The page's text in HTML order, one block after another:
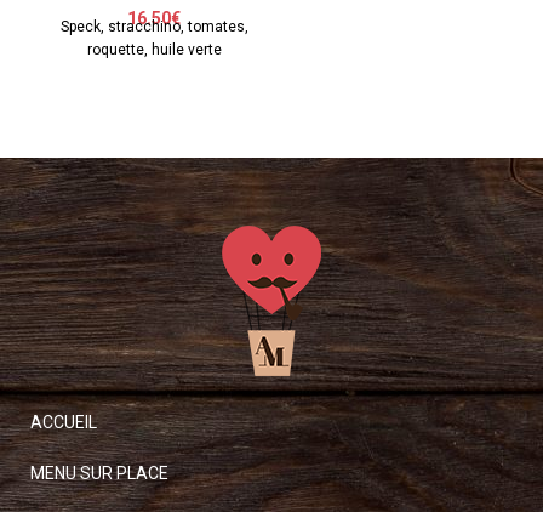
16.50€
Speck, stracchino, tomates,
roquette, huile verte
ACCUEIL
MENU SUR PLACE